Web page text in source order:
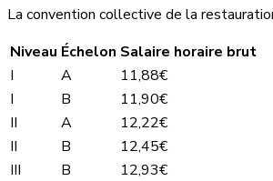
La convention collective de la
Niveau Échelon Salaire horaire brut
I
A
11,88€
I
B
11,90€
II
A
12,22€
II
B
12,45€
III
B
12,93€